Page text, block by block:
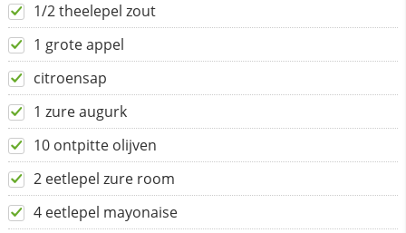
1/2 theelepel zout
1 grote appel
citroensap
1 zure augurk
10 ontpitte olijven
2 eetlepel zure room
4 eetlepel mayonaise